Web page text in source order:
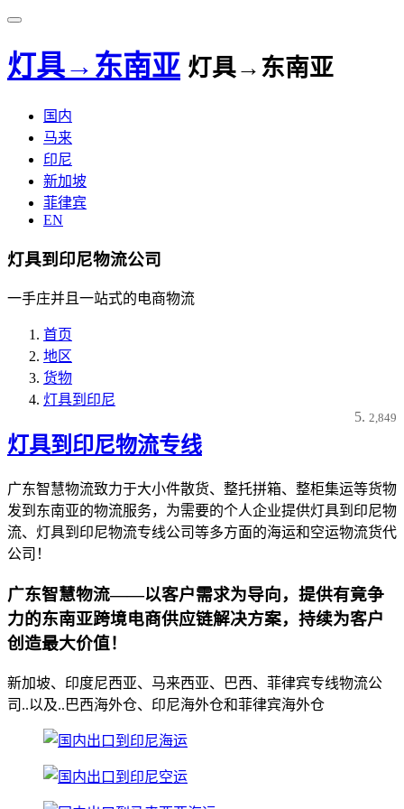
灯具→东南亚 灯具→东南亚
国内
马来
印尼
新加坡
菲律宾
EN
灯具到印尼物流公司
一手庄并且一站式的电商物流
首页
地区
货物
灯具到印尼
2,849
灯具到印尼物流专线
广东智慧物流致力于大小件散货、整托拼箱、整柜集运等货物
发到东南亚的物流服务，为需要的个人企业提供灯具到印尼物
流、灯具到印尼物流专线公司等多方面的海运和空运物流货代
公司！
广东智慧物流——以客户需求为导向，提供有竟争
力的东南亚跨境电商供应链解决方案，持续为客户
创造最大价值！
新加坡、印度尼西亚、马来西亚、巴西、菲律宾专线物流公
司..以及..巴西海外仓、印尼海外仓和菲律宾海外仓